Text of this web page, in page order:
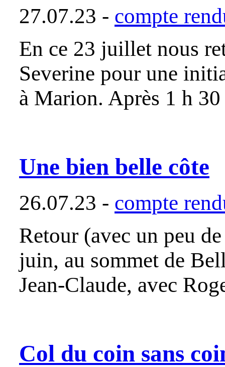
27.07.23 - compte
En ce 23 juillet nous
Severine pour une
à Marion. Après 1 h
Une bien belle côte
26.07.23 - compte
Retour (avec un peu
juin, au sommet de
Jean-Claude, avec
Col du coin sans